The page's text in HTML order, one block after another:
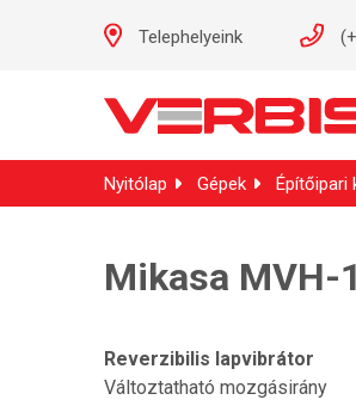
Telephelyeink
Nyitólap Gépek Építőipari
Mikasa MVH-
Reverzibilis lapvibrátor
Változtatható mozgásirány